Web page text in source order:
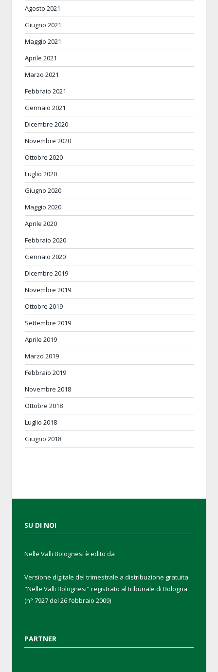
Agosto 2021
Giugno 2021
Maggio 2021
Aprile 2021
Marzo 2021
Febbraio 2021
Gennaio 2021
Dicembre 2020
Novembre 2020
Ottobre 2020
Luglio 2020
Giugno 2020
Maggio 2020
Aprile 2020
Febbraio 2020
Gennaio 2020
Dicembre 2019
Novembre 2019
Ottobre 2019
Settembre 2019
Aprile 2019
Marzo 2019
Febbraio 2019
Novembre 2018
Ottobre 2018
Luglio 2018
Giugno 2018
SU DI NOI
Nelle Valli Bolognesi è edito da
Versione digitale del trimestrale a distribuzione gratuita
"Nelle Valli Bolognesi" registrato al tribunale di Bologna
(n° 7927 del 26 febbraio 2009)
PARTNER